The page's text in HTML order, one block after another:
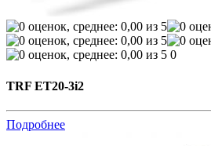
0
TRF ET20-3i2
Подробнее